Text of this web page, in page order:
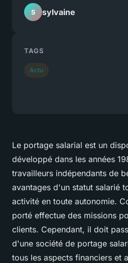
Le portage salarial est un
développé dans les années
travailleurs indépendants de
avantages d'un statut salarié
activité en toute autonomie.
porté effectue des missions
clients. Cependant, il doit
d'une société de portage
tous les aspects financiers et
S sylvaine
TAGS
Actu